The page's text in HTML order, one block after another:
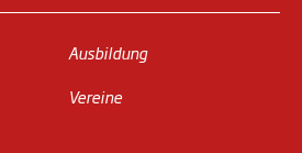
Ausbildung
Vereine